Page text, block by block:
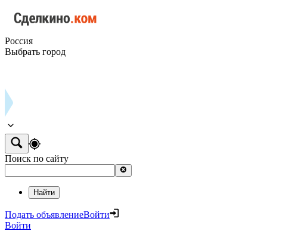
Россия
Выбрать город
Поиск по сайту
Найти
Подать объявлениеВойти
Войти